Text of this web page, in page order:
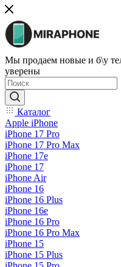
Мы продаем новые и б\у
уверены
Каталог
Apple iPhone
iPhone 17 Pro
iPhone 17 Pro Max
iPhone 17e
iPhone 17
iPhone Air
iPhone 16
iPhone 16 Plus
iPhone 16e
iPhone 16 Pro
iPhone 16 Pro Max
iPhone 15
iPhone 15 Plus